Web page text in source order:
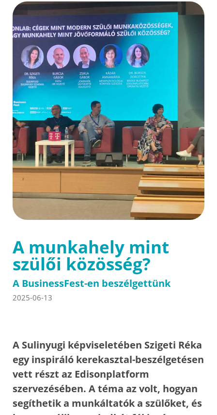
A munkahely mint
szülői közösség?
A BusinessFest-en beszélgettünk
2025-06-13
A Sulinyugi képviseletében Szigeti Réka
egy inspiráló kerekasztal-beszélgetésen
vett részt az Edisonplatform
szervezésében. A téma az volt, hogyan
segíthetik a munkáltatók a szülőket, és